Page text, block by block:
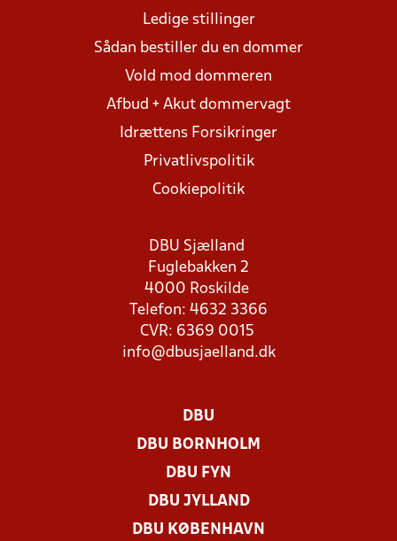
Ledige stillinger
Sådan bestiller du en dommer
Vold mod dommeren
Afbud + Akut dommervagt
Idrættens Forsikringer
Privatlivspolitik
Cookiepolitik
DBU Sjælland
Fuglebakken 2
4000 Roskilde
Telefon: 4632 3366
CVR: 6369 0015
info@dbusjaelland.dk
DBU
DBU BORNHOLM
DBU FYN
DBU JYLLAND
DBU KØBENHAVN